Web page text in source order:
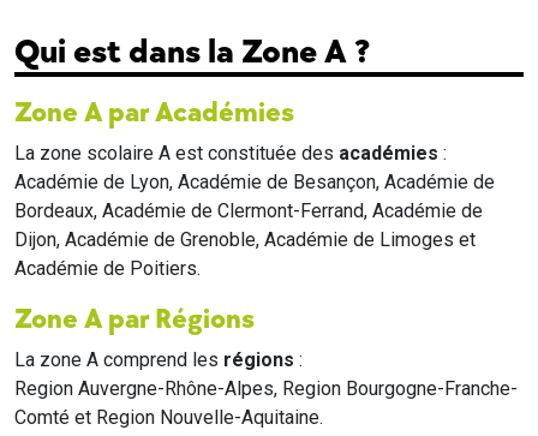
Qui est dans la Zone A ?
Zone A par Académies
La zone scolaire A est constituée des académies :
Académie de Lyon, Académie de Besançon, Académie de
Bordeaux, Académie de Clermont-Ferrand, Académie de
Dijon, Académie de Grenoble, Académie de Limoges et
Académie de Poitiers.
Zone A par Régions
La zone A comprend les régions :
Region Auvergne-Rhône-Alpes, Region Bourgogne-Franche-
Comté et Region Nouvelle-Aquitaine.